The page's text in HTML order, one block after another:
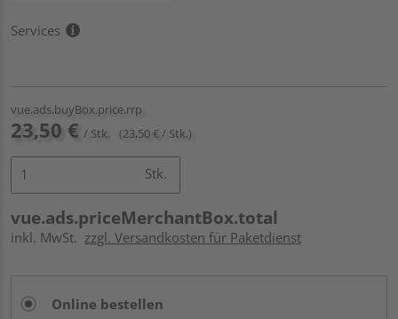
Services
vue.ads.buyBox.price.rrp
23,50 € / Stk. (23,50 € / Stk.)
Stk.
vue.ads.priceMerchantBox.total
inkl. MwSt. zzgl. Versandkosten für Paketdienst
Online bestellen